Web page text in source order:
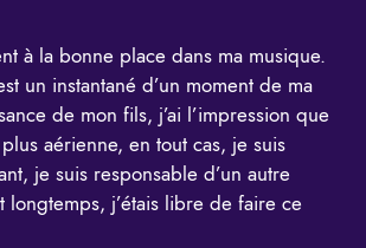
à la bonne place dans ma musique.
un instantané d’un moment de ma
de mon fils, j’ai l’impression que
aérienne, en tout cas, je suis
je suis responsable d’un autre
longtemps, j’étais libre de faire ce